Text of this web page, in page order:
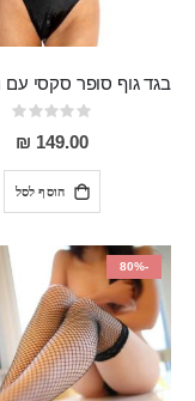
Rating:
0%
149.00 ₪
הוסף לסל
-80%